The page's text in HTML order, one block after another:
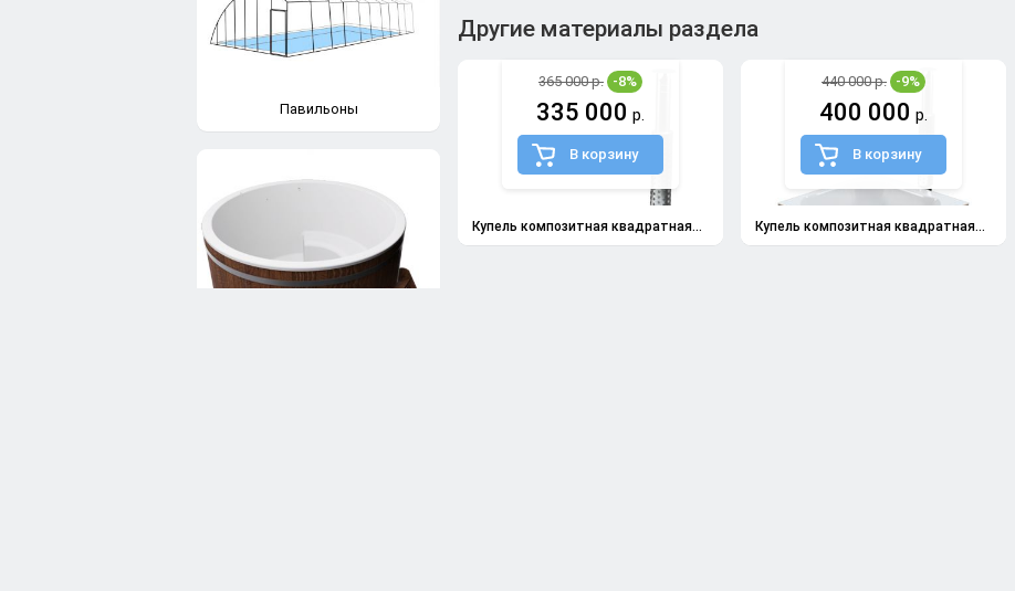
Павильоны
Другие материалы раздела
Купель композитная квадратная...
365 000 р. -8%
335 000 р.
В корзину
Купель композитная квадратная...
440 000 р. -9%
400 000 р.
В корзину